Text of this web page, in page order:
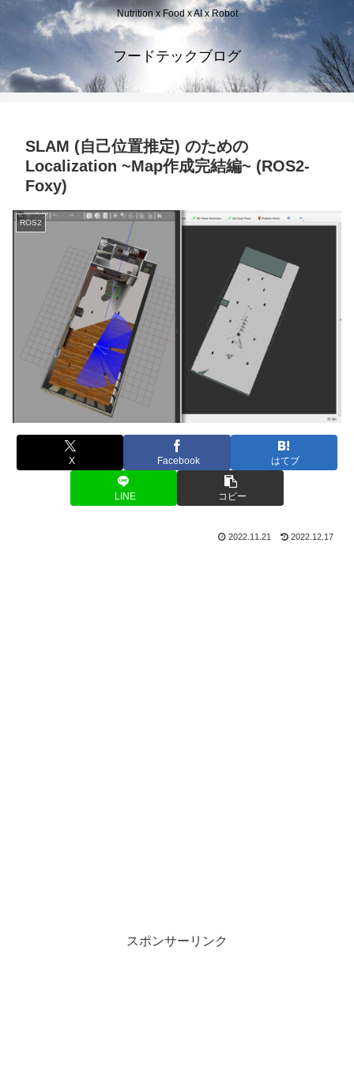
Nutrition x Food x AI x Robot
フードテックブログ
SLAM (自己位置推定) のための
Localization ~Map作成完結編~ (ROS2-
Foxy)
ROS2
X Facebook はてブ
LINE コピー
2022.11.21 2022.12.17
スポンサーリンク